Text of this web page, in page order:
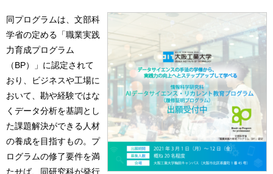
同プログラムは、文部科
学省の定める「職業実践
力育成プログラム
（BP）」に認定されて
おり、ビジネスや工場に
おいて、勘や経験ではな
くデータ分析を基調とし
た課題解決ができる人材
の養成を目指すもの。プ
ログラムの修了要件を満
たせば、同研究科が発行